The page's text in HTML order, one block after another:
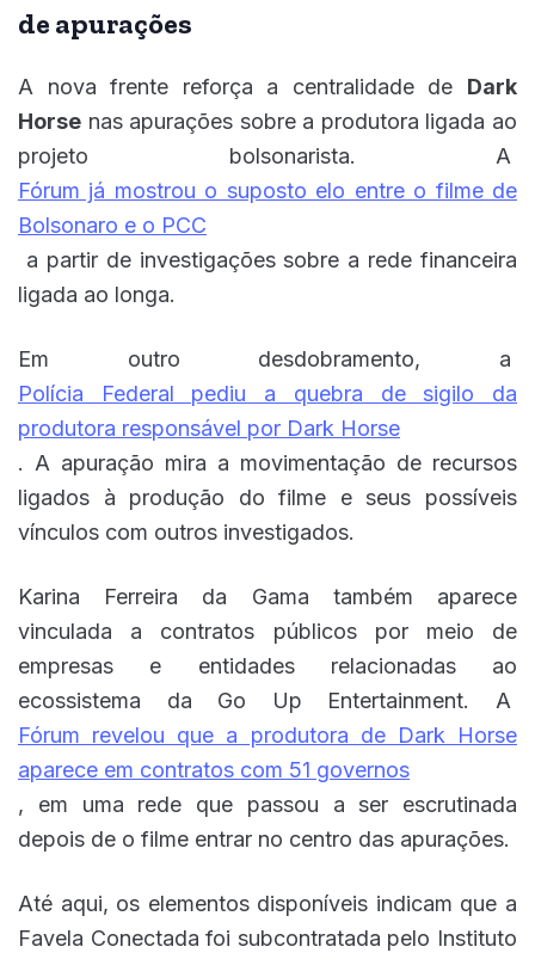
de apurações
A nova frente reforça a centralidade de Dark
Horse nas apurações sobre a produtora ligada ao
projeto bolsonarista. A
Fórum já mostrou o suposto elo entre o filme de
Bolsonaro e o PCC
a partir de investigações sobre a rede financeira
ligada ao longa.
Em outro desdobramento, a
Polícia Federal pediu a quebra de sigilo da
produtora responsável por Dark Horse
. A apuração mira a movimentação de recursos
ligados à produção do filme e seus possíveis
vínculos com outros investigados.
Karina Ferreira da Gama também aparece
vinculada a contratos públicos por meio de
empresas e entidades relacionadas ao
ecossistema da Go Up Entertainment. A
Fórum revelou que a produtora de Dark Horse
aparece em contratos com 51 governos
, em uma rede que passou a ser escrutinada
depois de o filme entrar no centro das apurações.
Até aqui, os elementos disponíveis indicam que a
Favela Conectada foi subcontratada pelo Instituto